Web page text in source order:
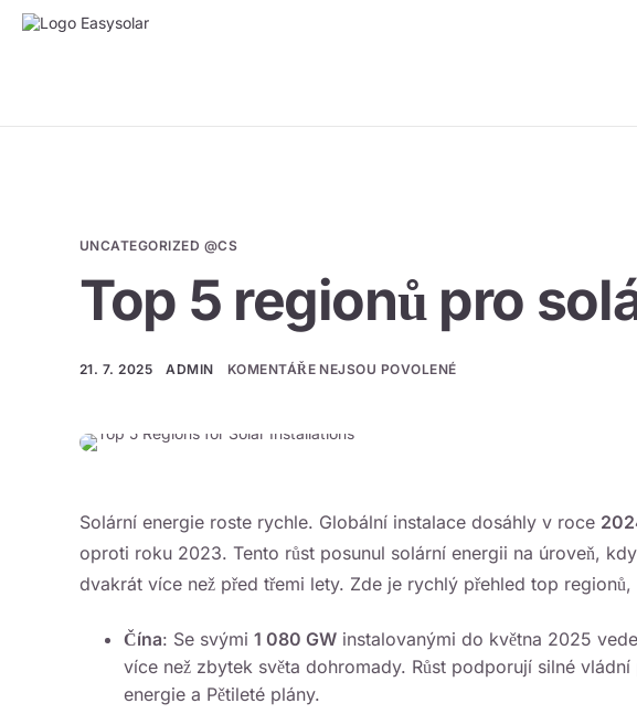
UNCATEGORIZED @CS
Top 5 regionů pro
21. 7. 2025 ADMIN KOMENTÁŘE NEJSOU POVOLENÉ
Solární energie roste rychle. Globální instalace dosáhly v roce
oproti roku 2023. Tento růst posunul solární energii na úroveň,
dvakrát více než před třemi lety. Zde je rychlý přehled top
Čína: Se svými 1 080 GW instalovanými do května 2025
více než zbytek světa dohromady. Růst podporují silné
energie a Pětileté plány.